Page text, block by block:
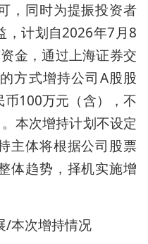
，同时为提振投资者
，计划自2026年7月8
金，通过上海证券交
方式增持公司A股股
100万元（含），不
本次增持计划不设定
主体将根据公司股票
体趋势，择机实施增
/本次增持情况